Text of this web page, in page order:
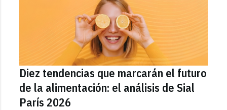
Diez tendencias que marcarán el futuro
de la alimentación: el análisis de Sial
París 2026